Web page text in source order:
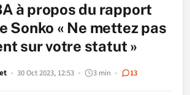
à propos du rapport
Sonko « Ne mettez pas
sur votre statut »
30 Oct 2023, 12:53 3 min 13